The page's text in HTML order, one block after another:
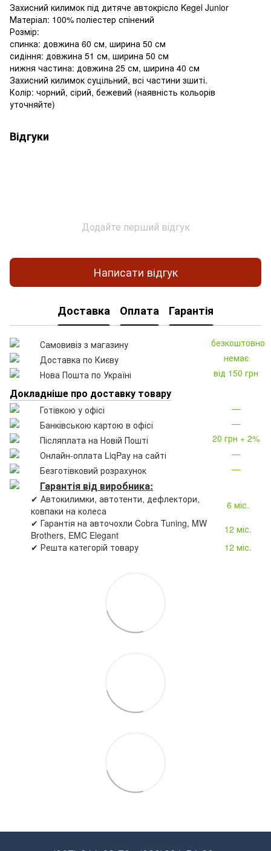
Захисний килимок під дитяче автокрісло Kegel Junior
Матеріал: 100% поліестер спінений
Розмір:
спинка: довжина 60 см, ширина 50 см
сидіння: довжина 51 см, ширина 50 см
нижня частина: довжина 25 см, ширина 40 см
Захисний килимок суцільний, всі частини зшиті.
Колір: чорний, сірий, бежевий (наявність кольорів
уточняйте)
Відгуки
Додайте перший відгук
Написати відгук
Доставка Оплата Гарантія
Самовивіз з магазину
безкоштовно
Доставка по Києву
немає
Нова Пошта по Україні
від 150 грн
Докладніше про доставку товару
Готівкою у офісі
—
Банківською картою в офісі
—
Післяплата на Новій Пошті
20 грн + 2%
Онлайн-оплата LiqPay на сайті
—
Безготівковий розрахунок
—
Гарантія від виробника:
✔ Автокилимки, автотенти, дефлектори,
ковпаки на колеса
6 міс.
✔ Гарантія на авточохли Cobra Tuning, MW
Brothers, EMC Elegant
12 міс.
✔ Решта категорій товару
12 міс.